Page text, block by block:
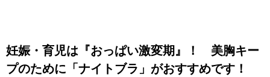
妊娠・育児は『おっぱい激変期』！ 美胸キー
プのために「ナイトブラ」がおすすめです！